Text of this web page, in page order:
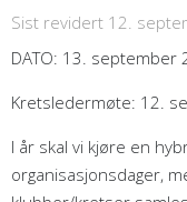
Sist revidert 12.
DATO: 13. september
Kretsledermøte: 12.
I år skal vi kjøre en
organisasjonsdager,